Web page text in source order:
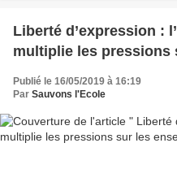
Liberté d’expression :
multiplie les pressions
Publié le 16/05/2019 à 16:19
Par Sauvons l'Ecole